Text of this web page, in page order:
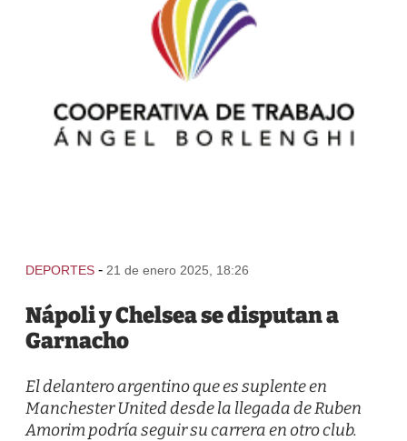
DEPORTES - 21 de enero 2025, 18:26
Nápoli y Chelsea se disputan a
Garnacho
El delantero argentino que es suplente en
Manchester United desde la llegada de Ruben
Amorim podría seguir su carrera en otro club.